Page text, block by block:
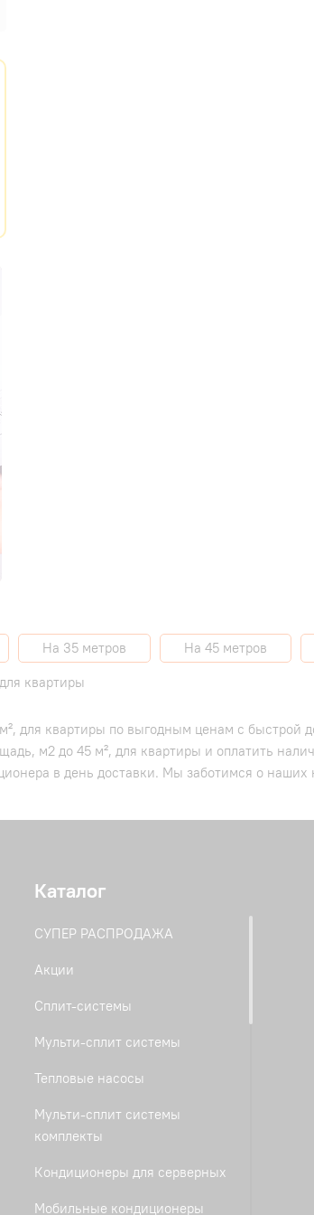
На 35 метров На 45 метров
для квартиры
для квартиры по выгодным ценам с быстрой
м2 до 45 м², для квартиры и оплатить
в день доставки. Мы заботимся о наших
Каталог
СУПЕР РАСПРОДАЖА
Акции
Сплит-системы
Мульти-сплит системы
Тепловые насосы
Мульти-сплит системы
комплекты
Кондиционеры для серверных
Мобильные кондиционеры